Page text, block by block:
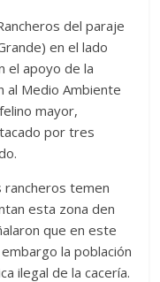
del paraje
en el lado
el apoyo de la
al Medio Ambiente
mayor,
por tres
rancheros temen
esta zona den
que en este
la población
ilegal de la cacería.